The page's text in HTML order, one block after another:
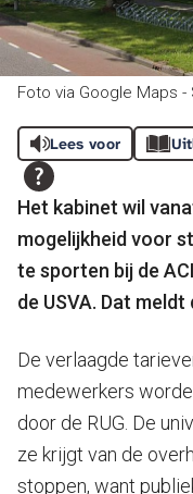
Foto via Google Maps
Lees voor
Het kabinet wil
mogelijkheid voor
te sporten bij de
de USVA. Dat meldt
De verlaagde
medewerkers
door de RUG. De
ze krijgt van de
stoppen, want